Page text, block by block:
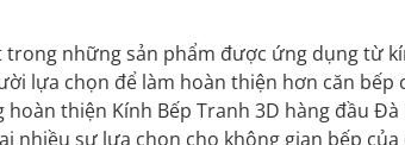
trong những sản phẩm được ứng dụng từ
lựa chọn để làm hoàn thiện hơn căn bếp
hoàn thiện Kính Bếp Tranh 3D hàng đầu
nhiều sự lựa chọn cho không gian bếp